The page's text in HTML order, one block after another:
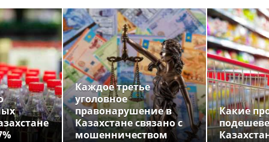
Каждое третье
уголовное
правонарушение в
Казахстане связано с
мошенничеством
Какие